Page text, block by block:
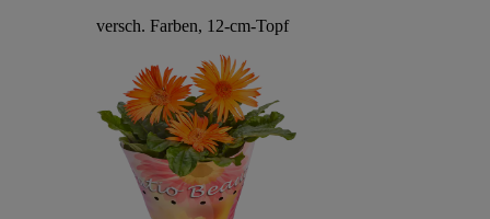
versch. Farben, 12-cm-Topf